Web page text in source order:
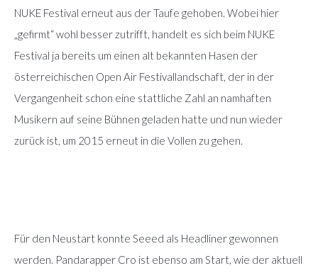
NUKE Festival erneut aus der Taufe gehoben. Wobei hier
„gefirmt“ wohl besser zutrifft, handelt es sich beim NUKE
Festival ja bereits um einen alt bekannten Hasen der
österreichischen Open Air Festivallandschaft, der in der
Vergangenheit schon eine stattliche Zahl an namhaften
Musikern auf seine Bühnen geladen hatte und nun wieder
zurück ist, um 2015 erneut in die Vollen zu gehen.
Für den Neustart konnte Seeed als Headliner gewonnen
werden. Pandarapper Cro ist ebenso am Start, wie der aktuell